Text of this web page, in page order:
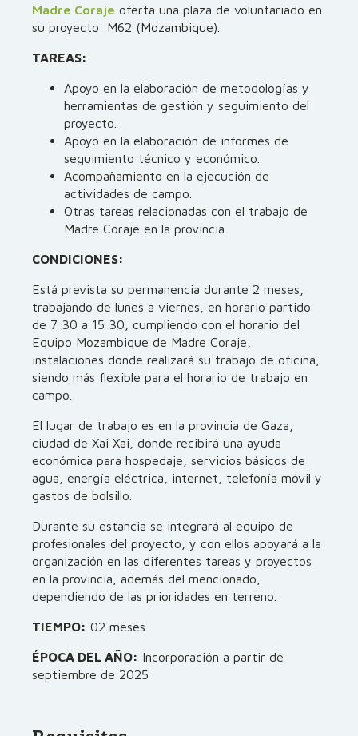
Madre Coraje oferta una plaza de voluntariado en
su proyecto M62 (Mozambique).
TAREAS:
Apoyo en la elaboración de metodologías y
herramientas de gestión y seguimiento del
proyecto.
Apoyo en la elaboración de informes de
seguimiento técnico y económico.
Acompañamiento en la ejecución de
actividades de campo.
Otras tareas relacionadas con el trabajo de
Madre Coraje en la provincia.
CONDICIONES:
Está prevista su permanencia durante 2 meses,
trabajando de lunes a viernes, en horario partido
de 7:30 a 15:30, cumpliendo con el horario del
Equipo Mozambique de Madre Coraje,
instalaciones donde realizará su trabajo de oficina,
siendo más flexible para el horario de trabajo en
campo.
El lugar de trabajo es en la provincia de Gaza,
ciudad de Xai Xai, donde recibirá una ayuda
económica para hospedaje, servicios básicos de
agua, energía eléctrica, internet, telefonía móvil y
gastos de bolsillo.
Durante su estancia se integrará al equipo de
profesionales del proyecto, y con ellos apoyará a la
organización en las diferentes tareas y proyectos
en la provincia, además del mencionado,
dependiendo de las prioridades en terreno.
TIEMPO: 02 meses
ÉPOCA DEL AÑO: Incorporación a partir de
septiembre de 2025